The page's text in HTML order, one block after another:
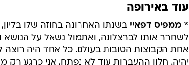
עוד באירופה
* ממפיס דפאיי בשנתו האחרונה בחוזה שלו
לשחרר אותו לברצלונה, ואתמול נשאל על
אחת הקבוצות הטובות בעולם. כל אחד היה
יהיה. חלון ההעברות עוד לא נפתח, אני כרגע רק